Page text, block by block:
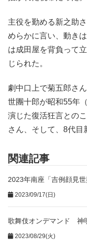
主役を勤める新之助
めらかに言い、動き
は成田屋を背負って
じられた。
劇中口上で菊五郎さ
世團十郎が昭和55年
演じた復活狂言との
さん、そして、8代目
関連記事
2023年南座「吉例顔見世
2023/09/17(日)
歌舞伎オンデマンド 神
2023/08/29(火)